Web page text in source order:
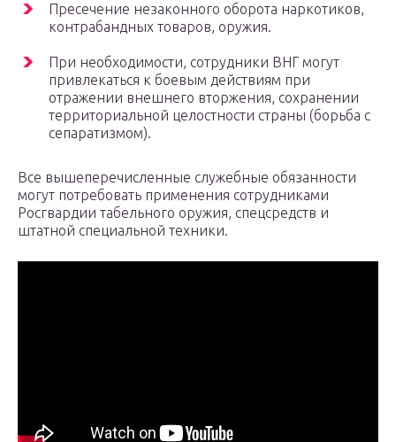
Пресечение незаконного оборота наркотиков,
контрабандных товаров, оружия.
При необходимости, сотрудники ВНГ могут
привлекаться к боевым действиям при
отражении внешнего вторжения, сохранении
территориальной целостности страны (борьба с
сепаратизмом).
Все вышеперечисленные служебные обязанности
могут потребовать применения сотрудниками
Росгвардии табельного оружия, спецсредств и
штатной специальной техники.